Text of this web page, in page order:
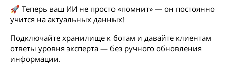
🚀 Теперь ваш ИИ не просто «помнит» — он постоянно
учится на актуальных данных!
Подключайте хранилище к ботам и давайте клиентам
ответы уровня эксперта — без ручного обновления
информации.